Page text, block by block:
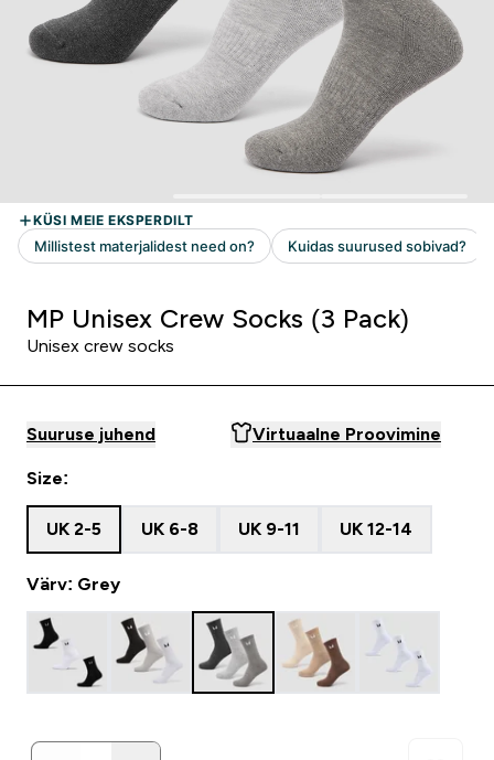
MP Unisex Crew Socks (3 Pack)
Unisex crew socks
Suuruse juhend Virtuaalne Proovimine
Size:
UK 2-5 UK 6-8 UK 9-11 UK 12-14
Värv: Grey